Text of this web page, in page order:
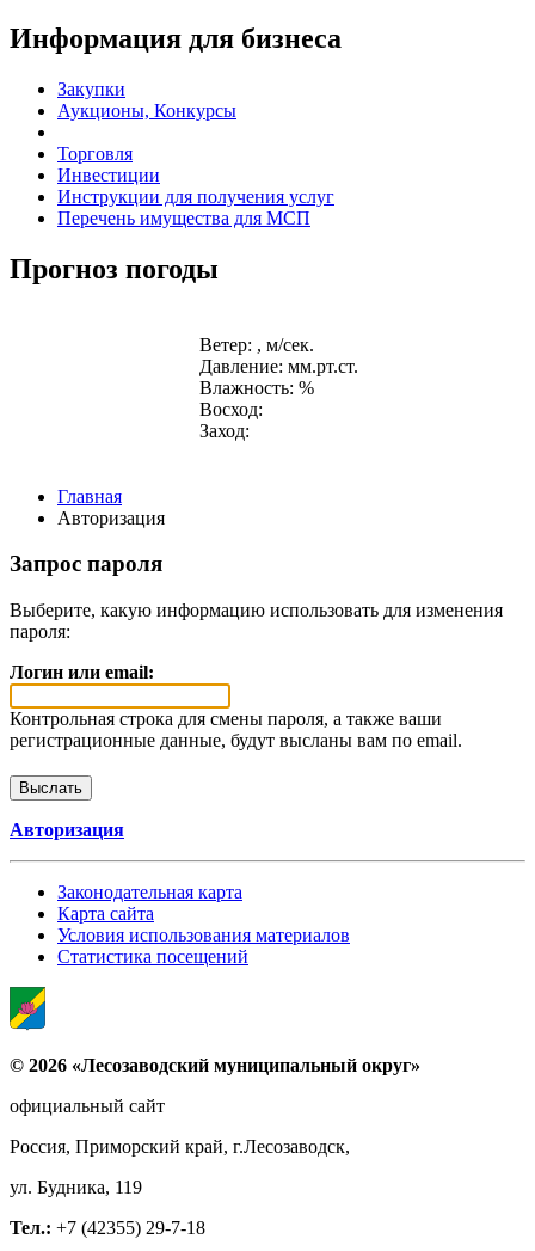
Информация для бизнеса
Закупки
Аукционы, Конкурсы
Торговля
Инвестиции
Инструкции для получения услуг
Перечень имущества для МСП
Прогноз погоды
Ветер: , м/сек.
Давление: мм.рт.ст.
Влажность: %
Восход:
Заход:
Главная
Авторизация
Запрос пароля
Выберите, какую информацию использовать для изменения
пароля:
Логин или email:
Контрольная строка для смены пароля, а также ваши
регистрационные данные, будут высланы вам по email.
Авторизация
Законодательная карта
Карта сайта
Условия использования материалов
Статистика посещений
© 2026 «Лесозаводский муниципальный округ»
официальный сайт
Россия, Приморский край, г.Лесозаводск,
ул. Будника, 119
Тел.: +7 (42355) 29-7-18